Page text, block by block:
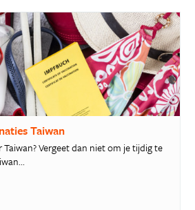
Taiwan
Vergeet dan niet om je tijdig te